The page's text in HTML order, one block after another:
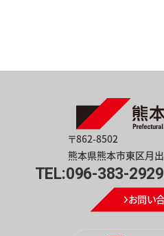
〒862-8502
熊本県熊本市東区月
TEL:096-383-2929
お問い